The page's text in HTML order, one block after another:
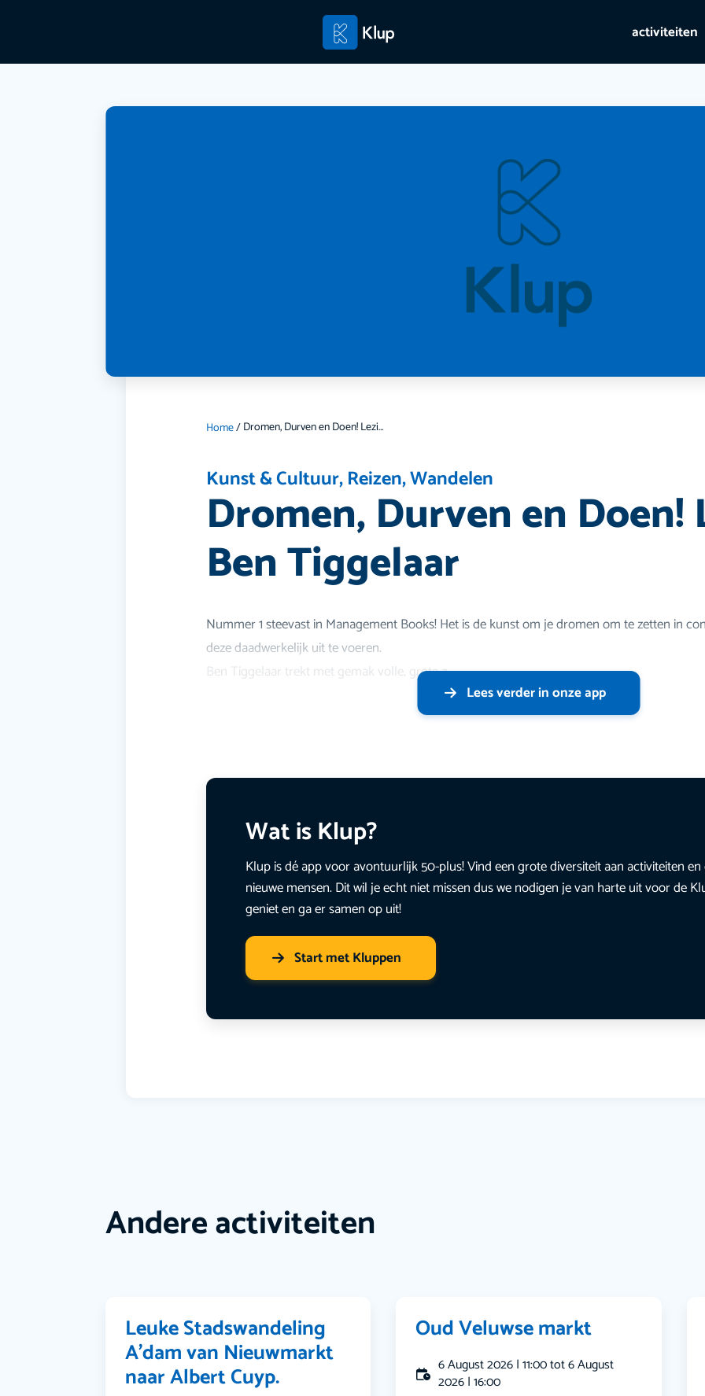
activiteiten
Home/ Dromen, Durven en Doen! Lezing Ben Tiggelaar
Kunst & Cultuur,Reizen,Wandelen
Dromen, Durven en Doen!
Ben Tiggelaar
Nummer 1 steevast in Management Books! Het is de kunst om je dromen om te zetten in
deze daadwerkelijk uit te voeren.
Ben Tiggelaar trekt met gemak volle, grote z
Lees verder in onze app
Wat is Klup?
Klup is dé app voor avontuurlijk 50-plus! Vind een grote diversiteit aan activiteiten
nieuwe mensen. Dit wil je echt niet missen dus we nodigen je van harte uit voor de
geniet en ga er samen op uit!
Start met Kluppen
Andere activiteiten
Leuke Stadswandeling
A’dam van Nieuwmarkt
naar Albert Cuyp.
Oud Veluwse markt
6 August 2026 | 11:00 tot 6 August
2026 | 16:00